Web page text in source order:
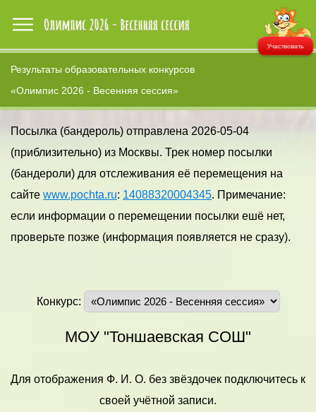
Участвовать
Результаты образовательных конкурсов
«Олимпис 2026 - Весенняя сессия»
Посылка (бандероль) отправлена 2026-05-04
(приблизительно) из Москвы. Трек номер посылки
(бандероли) для отслеживания её перемещения на
сайте www.pochta.ru: 14088320004345. Примечание:
если информации о перемещении посылки ешё нет,
проверьте позже (информация появляется не сразу).
Конкурс:
МОУ "Тоншаевская СОШ"
Для отображения Ф. И. О. без звёздочек подключитесь к
своей учётной записи.